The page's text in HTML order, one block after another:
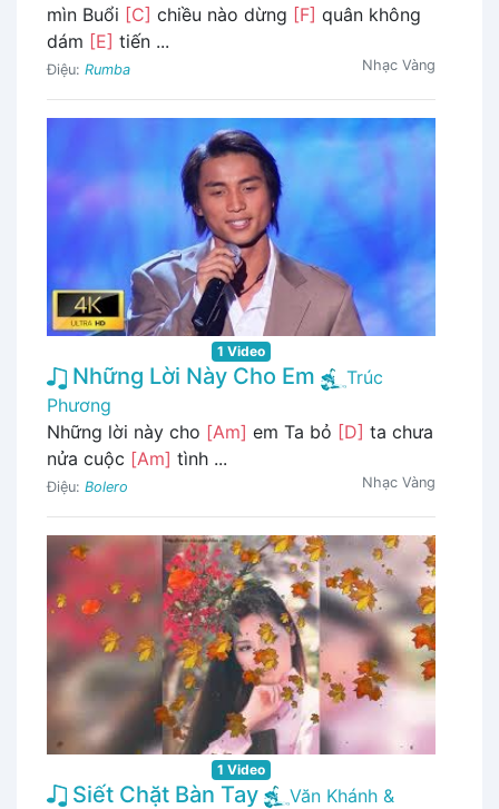
mìn Buổi [C] chiều nào dừng [F] quân không
dám [E] tiến ...
Điệu: Rumba Nhạc Vàng
1 Video
Những Lời Này Cho Em
Trúc
Phương
Những lời này cho [Am] em Ta bỏ [D] ta chưa
nửa cuộc [Am] tình ...
Điệu: Bolero Nhạc Vàng
1 Video
Siết Chặt Bàn Tay
Văn Khánh &